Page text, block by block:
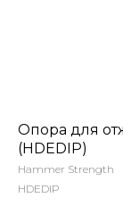
Опора для
(HDEDIP)
Hammer Strength
HDEDIP